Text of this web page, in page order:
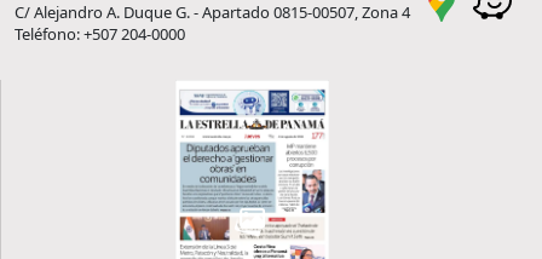
C/ Alejandro A. Duque G. - Apartado 0815-00507, Zona 4
Teléfono: +507 204-0000